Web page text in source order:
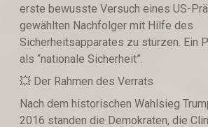
erste bewusste Versuch eines US-
gewählten Nachfolger mit Hilfe des
Sicherheitsapparates zu stürzen. Ein
als “nationale Sicherheit”.
💥 Der Rahmen des Verrats
Nach dem historischen Wahlsieg
2016 standen die Demokraten, die